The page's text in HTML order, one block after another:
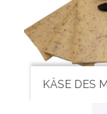
KÄSE DES